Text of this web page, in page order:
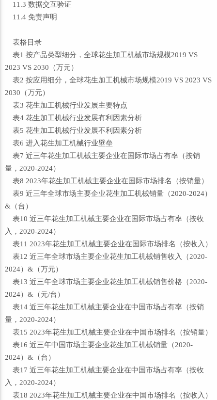
11.3 数据交互验证
11.4 免责声明
表格目录
表1 按产品类型细分，全球花生加工机械市场规模2019 VS
2023 VS 2030（万元）
表2 按应用细分，全球花生加工机械市场规模2019 VS 2023 VS
2030（万元）
表3 花生加工机械行业发展主要特点
表4 花生加工机械行业发展有利因素分析
表5 花生加工机械行业发展不利因素分析
表6 进入花生加工机械行业壁垒
表7 近三年花生加工机械主要企业在国际市场占有率（按销
量，2020-2024）
表8 2023年花生加工机械主要企业在国际市场排名（按销量）
表9 近三年全球市场主要企业花生加工机械销量（2020-2024）
&（台）
表10 近三年花生加工机械主要企业在国际市场占有率（按收
入，2020-2024）
表11 2023年花生加工机械主要企业在国际市场排名（按收入）
表12 近三年全球市场主要企业花生加工机械销售收入（2020-
2024）&（万元）
表13 近三年全球市场主要企业花生加工机械销售价格（2020-
2024）&（元/台）
表14 近三年花生加工机械主要企业在中国市场占有率（按销
量，2020-2024）
表15 2023年花生加工机械主要企业在中国市场排名（按销量）
表16 近三年中国市场主要企业花生加工机械销量（2020-
2024）&（台）
表17 近三年花生加工机械主要企业在中国市场占有率（按收
入，2020-2024）
表18 2023年花生加工机械主要企业在中国市场排名（按收入）